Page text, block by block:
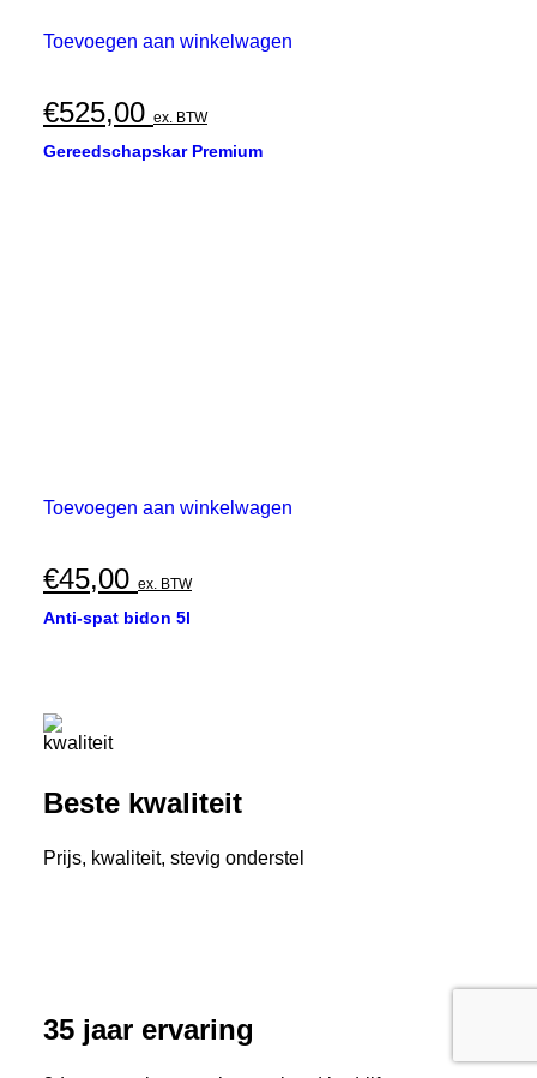
Toevoegen aan winkelwagen
€525,00 ex. BTW
Gereedschapskar Premium
Toevoegen aan winkelwagen
€45,00 ex. BTW
Anti-spat bidon 5l
Beste kwaliteit
Prijs, kwaliteit, stevig onderstel
35 jaar ervaring